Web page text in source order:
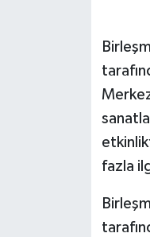
fazla
İş Dünyası
Jandarma
KÜLTÜR SANAT